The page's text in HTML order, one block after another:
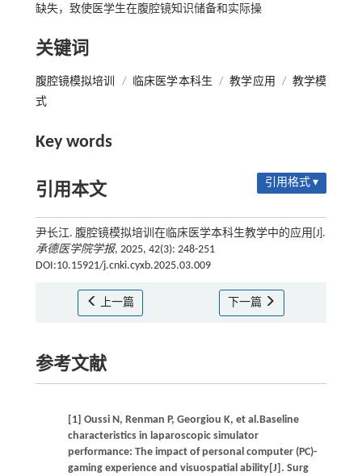
缺失，致使医学生在腹腔镜知识储备和实际操
关键词
腹腔镜模拟培训 / 临床医学本科生 / 教学应用 / 教学模
式
Key words
引用本文 引用格式 ▾
尹长江. 腹腔镜模拟培训在临床医学本科生教学中的应用[J].
承德医学院学报, 2025, 42(3): 248-251
DOI:10.15921/j.cnki.cyxb.2025.03.009
上一篇 下一篇
参考文献
[1] Oussi N, Renman P, Georgiou K, et al.Baseline
characteristics in laparoscopic simulator
performance: The impact of personal computer (PC)-
gaming experience and visuospatial ability[J]. Surg